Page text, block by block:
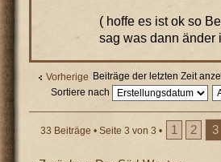
( hoffe es ist ok so
sag was dann änder
Vorherige Beiträge der letzten Zeit
Sortiere nach
33 Beiträge • Seite 3 von 3 • 1 2 3